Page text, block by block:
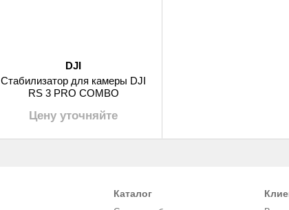
DJI
Стабилизатор для камеры DJI
RS 3 PRO COMBO
Цену уточняйте
Каталог